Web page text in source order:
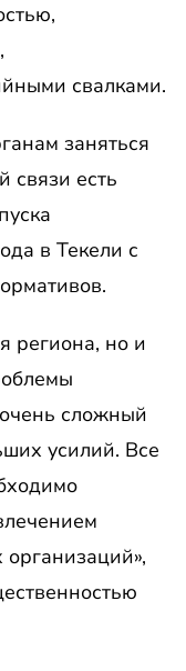
свалками.
заняться
связи есть
в Текели с
региона, но и
сложный
усилий. Все